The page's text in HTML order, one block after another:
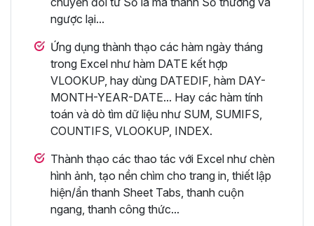
ngược lại...
Ứng dụng thành thạo các hàm ngày tháng
trong Excel như hàm DATE kết hợp
VLOOKUP, hay dùng DATEDIF, hàm DAY-
MONTH-YEAR-DATE... Hay các hàm tính
toán và dò tìm dữ liệu như SUM, SUMIFS,
COUNTIFS, VLOOKUP, INDEX.
Thành thạo các thao tác với Excel như chèn
hình ảnh, tạo nền chìm cho trang in, thiết lập
hiện/ẩn thanh Sheet Tabs, thanh cuộn
ngang, thanh công thức...